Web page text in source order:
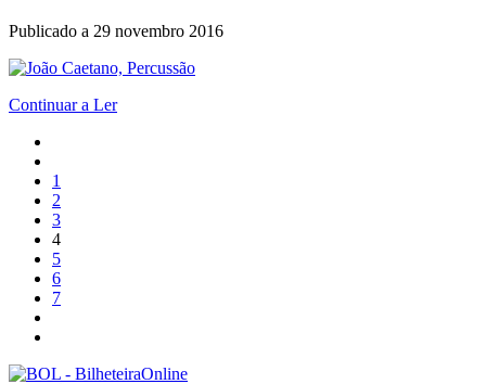
Publicado a 29 novembro 2016
Continuar a Ler
1
2
3
4
5
6
7